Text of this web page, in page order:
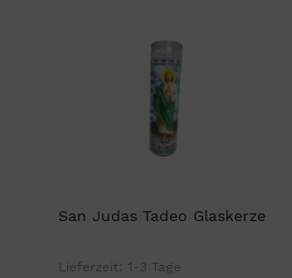
San Judas Tadeo Glaskerze
Lieferzeit: 1-3 Tage